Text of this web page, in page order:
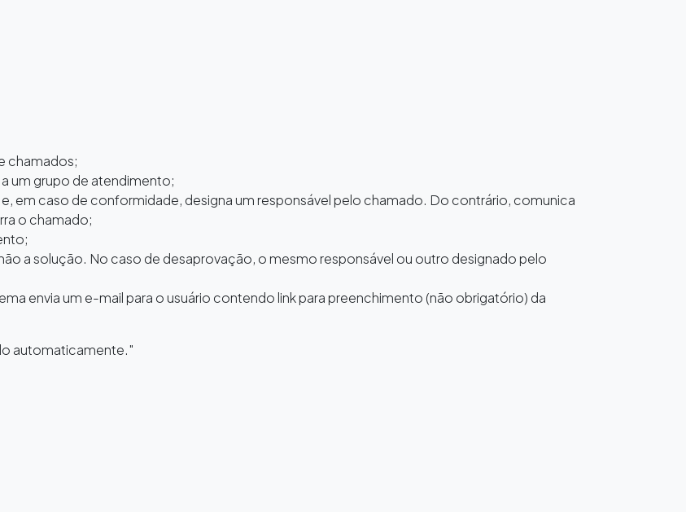
chamados;
um grupo de atendimento;
em caso de conformidade, designa um responsável pelo chamado. Do contrário, comunica
o chamado;
a solução. No caso de desaprovação, o mesmo responsável ou outro designado pelo
envia um e-mail para o usuário contendo link para preenchimento (não obrigatório) da
automaticamente."